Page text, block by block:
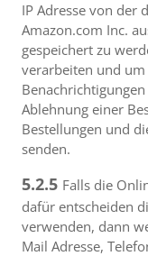
IP Adresse von der
Amazon.com Inc.
gespeichert zu
verarbeiten und
Ablehnung einer
Bestellungen und
senden.
5.2.5 Falls die
dafür entscheiden
verwenden, dann
Mail Adresse,